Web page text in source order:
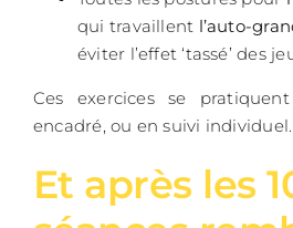
qui travaillent l’auto-
éviter l’effet ‘tassé’ des
Ces exercices se
encadré, ou en suivi individuel.
Et après les